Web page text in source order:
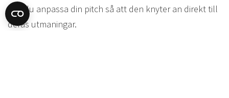
kan du anpassa din pitch så att den knyter an direkt till
deras utmaningar.